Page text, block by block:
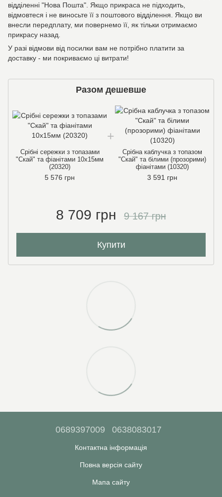
відділенні "Нова Пошта". Якщо прикраса не підходить,
відмовтеся і не виносьте її з поштового відділення. Якщо ви
внесли передплату, ми повернемо її, як тільки отримаємо
прикрасу назад.
У разі відмови від посилки вам не потрібно платити за
доставку - ми покриваємо ці витрати!
Разом дешевше
Срібні сережки з топазами
"Скай" та фіанітами 10х15мм
(20320)
5 576 грн
Срібна каблучка з топазом
"Скай" та білими (прозорими)
фіанітами (10320)
3 591 грн
8 709 грн 9 167 грн
Купити
0689397009 0638083017
Контактна інформація
Повна версія сайту
Мапа сайту